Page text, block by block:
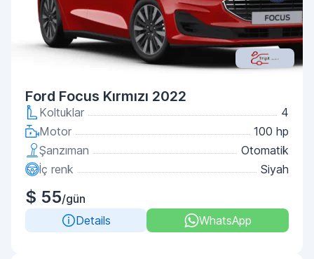
Ford Focus Kırmızı 2022
Koltuklar
4
Motor
100 hp
Şanzıman
Otomatik
İç renk
Siyah
$ 55/gün
Details
WhatsApp